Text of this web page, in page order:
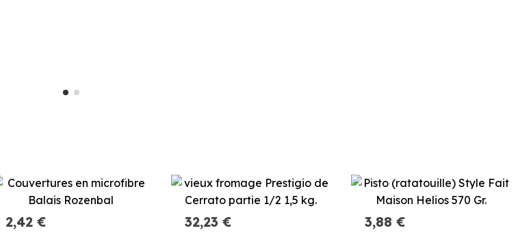
2,42 € 32,23 € 3,88 €